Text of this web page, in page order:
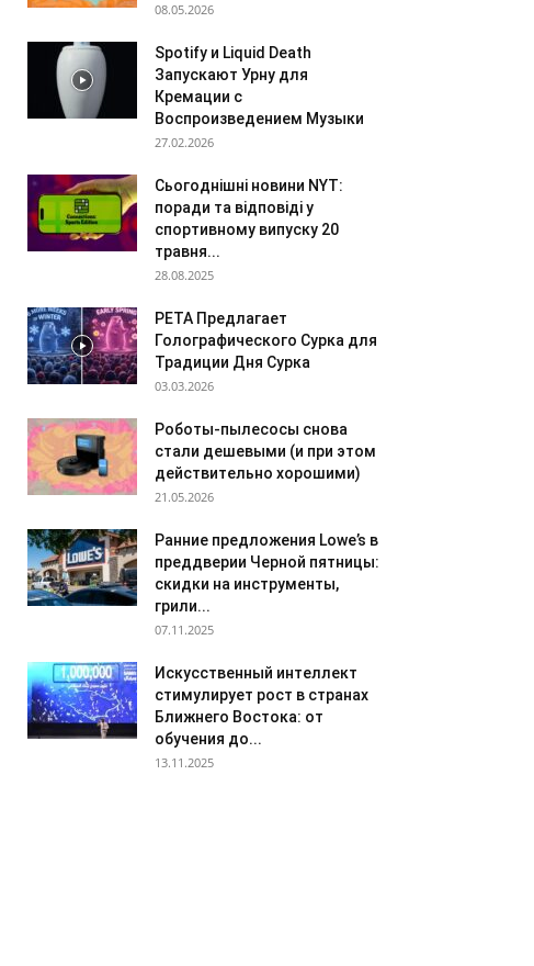
08.05.2026
Spotify и Liquid Death
Запускают Урну для
Кремации с
Воспроизведением Музыки
27.02.2026
Сьогоднішні новини NYT:
поради та відповіді у
спортивному випуску 20
травня...
28.08.2025
PETA Предлагает
Голографического Сурка для
Традиции Дня Сурка
03.03.2026
Роботы-пылесосы снова
стали дешевыми (и при этом
действительно хорошими)
21.05.2026
Ранние предложения Lowe’s в
преддверии Черной пятницы:
скидки на инструменты,
грили...
07.11.2025
Искусственный интеллект
стимулирует рост в странах
Ближнего Востока: от
обучения до...
13.11.2025